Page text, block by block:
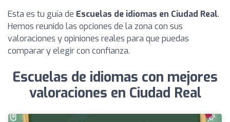
Esta es tu guía de Escuelas de idiomas en Ciudad Real.
Hemos reunido las opciones de la zona con sus
valoraciones y opiniones reales para que puedas
comparar y elegir con confianza.
Escuelas de idiomas con mejores
valoraciones en Ciudad Real